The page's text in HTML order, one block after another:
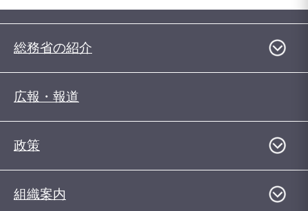
総務省の紹介
広報・報道
政策
組織案内